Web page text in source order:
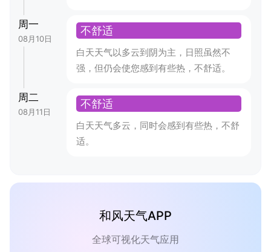
周一
08月10日
不舒适
白天天气以多云到阴为主，日照虽然不
强，但仍会使您感到有些热，不舒适。
周二
08月11日
不舒适
白天天气多云，同时会感到有些热，不舒
适。
和风天气APP
全球可视化天气应用